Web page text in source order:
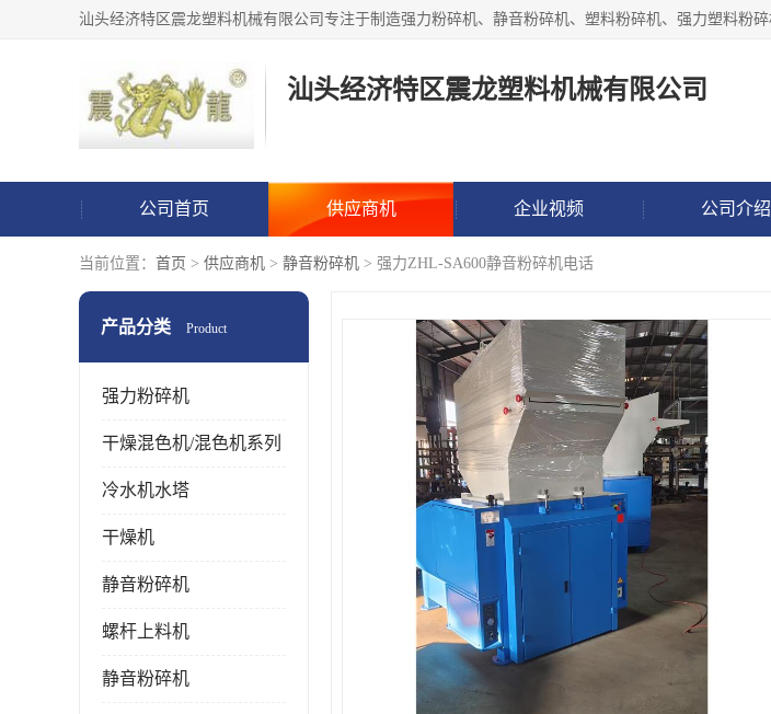
汕头经济特区震龙塑料机械有限公司
公司首页 供应商机 企业视频 公司介绍
当前位置： 首页 > 供应商机 > 静音粉碎机 > 强力ZHL-SA600静音粉碎机电话
产品分类 Product
强力粉碎机
干燥混色机/混色机系列
冷水机水塔
干燥机
静音粉碎机
螺杆上料机
静音粉碎机